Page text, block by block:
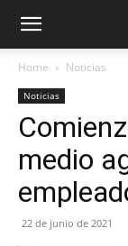
Home Noticias
Noticias
medio
22 de junio de 2021